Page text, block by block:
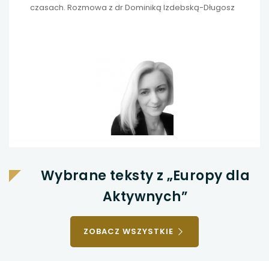
czasach. Rozmowa z dr Dominiką Izdebską-Długosz
Wybrane teksty z „Europy dla
Aktywnych”
ZOBACZ WSZYSTKIE OSOBY